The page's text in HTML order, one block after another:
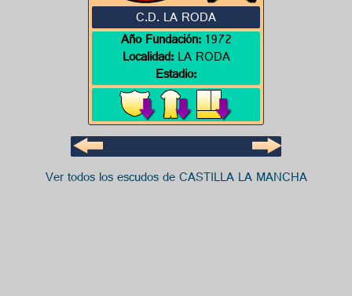
C.D. LA RODA
Año Fundación:1972
Localidad:LA RODA
Estadio:
Ver todos los escudos de CASTILLA LA MANCHA